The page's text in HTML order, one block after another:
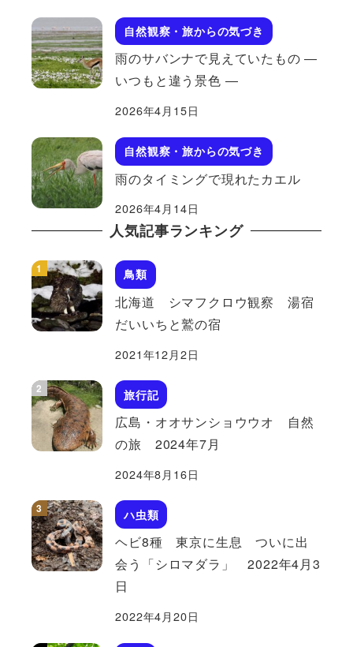
自然観察・旅からの気づき
雨のサバンナで見えていたもの ―
いつもと違う景色 ―
2026年4月15日
自然観察・旅からの気づき
雨のタイミングで現れたカエル
2026年4月14日
人気記事ランキング
鳥類
北海道 シマフクロウ観察 湯宿
だいいちと鷲の宿
2021年12月2日
旅行記
広島・オオサンショウウオ 自然
の旅 2024年7月
2024年8月16日
ハ虫類
ヘビ8種 東京に生息 ついに出
会う「シロマダラ」 2022年4月3
日
2022年4月20日